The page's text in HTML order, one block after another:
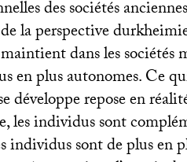
des sociétés
la perspective
dans les sociétés
en plus autonomes. Ce
développe repose en
les individus sont
individus sont de plus en